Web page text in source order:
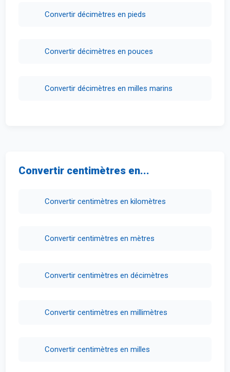
Convertir décimètres en pieds
Convertir décimètres en pouces
Convertir décimètres en milles marins
Convertir centimètres en...
Convertir centimètres en kilomètres
Convertir centimètres en mètres
Convertir centimètres en décimètres
Convertir centimètres en millimètres
Convertir centimètres en milles